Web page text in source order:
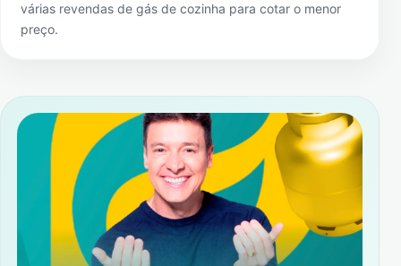
várias revendas de gás de cozinha para cotar o menor
preço.